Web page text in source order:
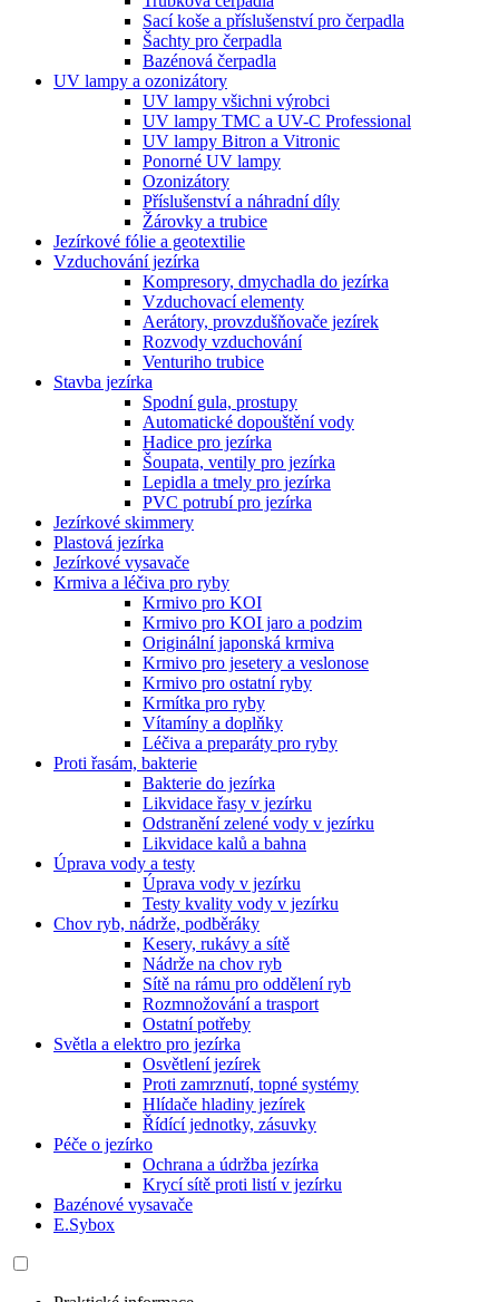
Sací koše a příslušenství pro čerpadla
Šachty pro čerpadla
Bazénová čerpadla
UV lampy a ozonizátory
UV lampy všichni výrobci
UV lampy TMC a UV-C Professional
UV lampy Bitron a Vitronic
Ponorné UV lampy
Ozonizátory
Příslušenství a náhradní díly
Žárovky a trubice
Jezírkové fólie a geotextilie
Vzduchování jezírka
Kompresory, dmychadla do jezírka
Vzduchovací elementy
Aerátory, provzdušňovače jezírek
Rozvody vzduchování
Venturiho trubice
Stavba jezírka
Spodní gula, prostupy
Automatické dopouštění vody
Hadice pro jezírka
Šoupata, ventily pro jezírka
Lepidla a tmely pro jezírka
PVC potrubí pro jezírka
Jezírkové skimmery
Plastová jezírka
Jezírkové vysavače
Krmiva a léčiva pro ryby
Krmivo pro KOI
Krmivo pro KOI jaro a podzim
Originální japonská krmiva
Krmivo pro jesetery a veslonose
Krmivo pro ostatní ryby
Krmítka pro ryby
Vítamíny a doplňky
Léčiva a preparáty pro ryby
Proti řasám, bakterie
Bakterie do jezírka
Likvidace řasy v jezírku
Odstranění zelené vody v jezírku
Likvidace kalů a bahna
Úprava vody a testy
Úprava vody v jezírku
Testy kvality vody v jezírku
Chov ryb, nádrže, podběráky
Kesery, rukávy a sítě
Nádrže na chov ryb
Sítě na rámu pro oddělení ryb
Rozmnožování a trasport
Ostatní potřeby
Světla a elektro pro jezírka
Osvětlení jezírek
Proti zamrznutí, topné systémy
Hlídače hladiny jezírek
Řídící jednotky, zásuvky
Péče o jezírko
Ochrana a údržba jezírka
Krycí sítě proti listí v jezírku
Bazénové vysavače
E.Sybox